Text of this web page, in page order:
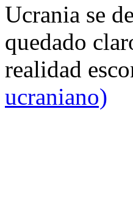
Ucrania se
quedado
realidad
ucraniano)